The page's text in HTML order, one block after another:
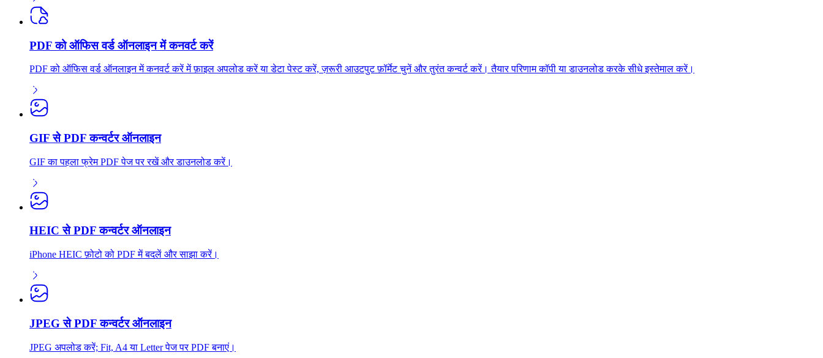
PDF को ऑफिस वर्ड ऑनलाइन में कनवर्ट करें
PDF को ऑफिस वर्ड ऑनलाइन में कनवर्ट करें में फ़ाइल अपलोड करें या डेटा पेस्ट करें, ज़रूरी आउटपुट फ़ॉर्मेट चुनें और तुरंत कन्वर्ट करें। तैयार परिणाम कॉपी या डाउनलोड करके सीधे इस्तेमाल करें।
GIF से PDF कन्वर्टर ऑनलाइन
GIF का पहला फ्रेम PDF पेज पर रखें और डाउनलोड करें।
HEIC से PDF कन्वर्टर ऑनलाइन
iPhone HEIC फ़ोटो को PDF में बदलें और साझा करें।
JPEG से PDF कन्वर्टर ऑनलाइन
JPEG अपलोड करें; Fit, A4 या Letter पेज पर PDF बनाएं।